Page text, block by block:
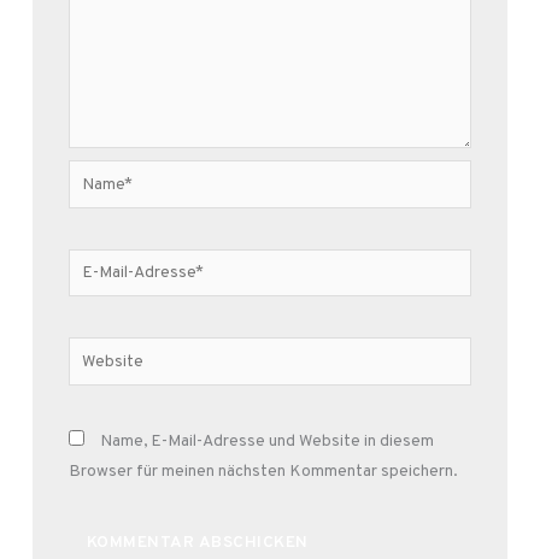
Name*
E-
Mail-
Website
Name, E-Mail-Adresse und Website in diesem
Browser für meinen nächsten Kommentar speichern.